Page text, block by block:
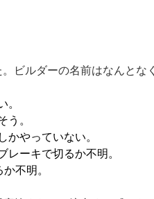
ビルダーの名前はなんとな
。
う。
かやっていない。
レーキで切るか不明。
不明。